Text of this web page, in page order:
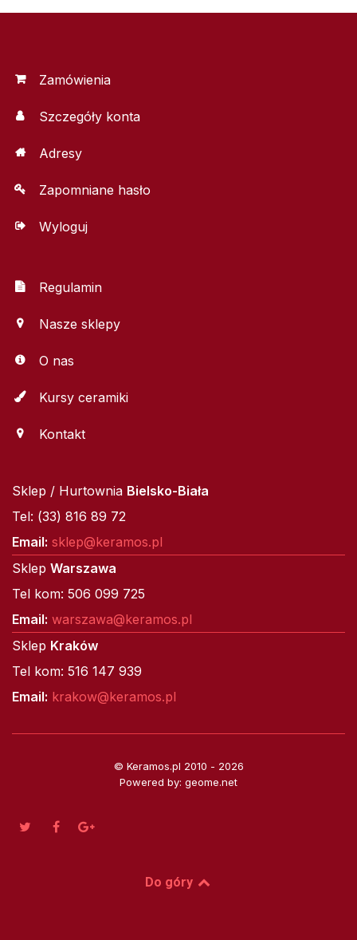
Zamówienia
Szczegóły konta
Adresy
Zapomniane hasło
Wyloguj
Regulamin
Nasze sklepy
O nas
Kursy ceramiki
Kontakt
Sklep / Hurtownia Bielsko-Biała
Tel: (33) 816 89 72
Email: sklep@keramos.pl
Sklep Warszawa
Tel kom: 506 099 725
Email: warszawa@keramos.pl
Sklep Kraków
Tel kom: 516 147 939
Email: krakow@keramos.pl
© Keramos.pl 2010 - 2026
Powered by: geome.net
Do góry